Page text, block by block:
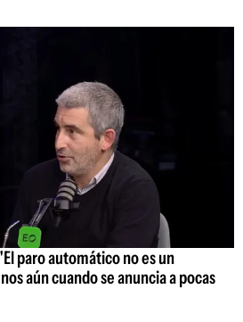
paro automático no es un
aún cuando se anuncia a pocas